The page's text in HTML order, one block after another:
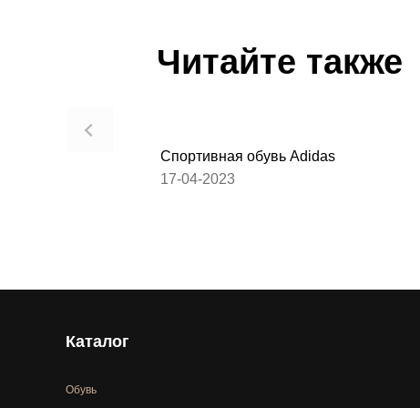
Читайте также
Спортивная обувь Adidas
17-04-2023
Каталог
Обувь